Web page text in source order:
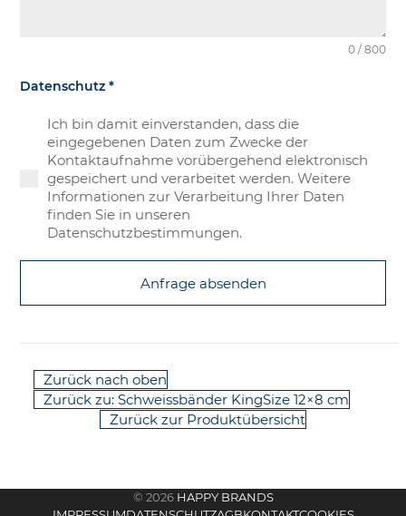
0 / 800
Datenschutz*
Ich bin damit einverstanden, dass die
eingegebenen Daten zum Zwecke der
Kontaktaufnahme vorübergehend elektronisch
gespeichert und verarbeitet werden. Weitere
Informationen zur Verarbeitung Ihrer Daten
finden Sie in unseren
Datenschutzbestimmungen.
Anfrage absenden
Zurück nach oben
Zurück zu: Schweissbänder KingSize 12×8 cm
Zurück zur Produktübersicht
© 2026 HAPPY BRANDS